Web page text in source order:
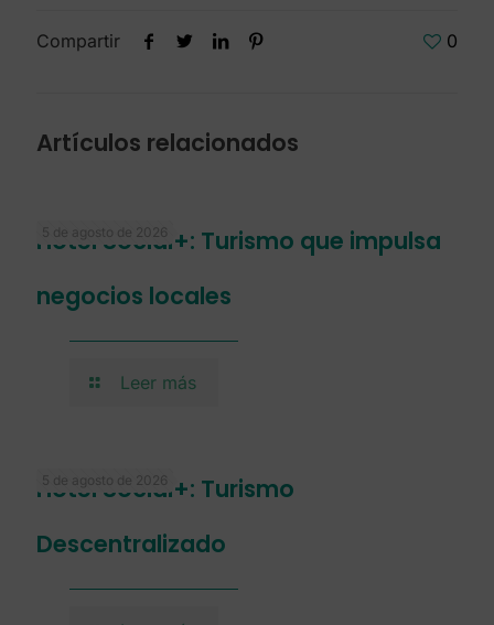
Compartir 0
Artículos relacionados
5 de agosto de 2026
Hotel Social+: Turismo que impulsa
negocios locales
Leer más
5 de agosto de 2026
Hotel Social+: Turismo
Descentralizado